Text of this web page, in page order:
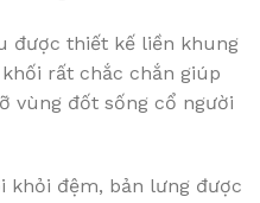
được thiết kế liền khung
rất chắc chắn giúp
vùng đốt sống cổ người
khỏi đệm, bản lưng được